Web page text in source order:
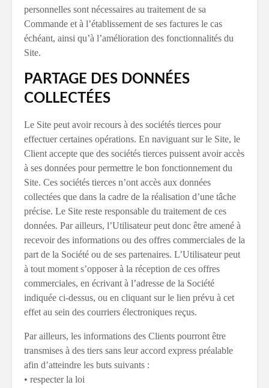
personnelles sont nécessaires au traitement de sa
Commande et à l’établissement de ses factures le cas
échéant, ainsi qu’à l’amélioration des fonctionnalités du
Site.
PARTAGE DES DONNÉES
COLLECTÉES
Le Site peut avoir recours à des sociétés tierces pour
effectuer certaines opérations. En naviguant sur le Site, le
Client accepte que des sociétés tierces puissent avoir accès
à ses données pour permettre le bon fonctionnement du
Site. Ces sociétés tierces n’ont accès aux données
collectées que dans la cadre de la réalisation d’une tâche
précise. Le Site reste responsable du traitement de ces
données. Par ailleurs, l’Utilisateur peut donc être amené à
recevoir des informations ou des offres commerciales de la
part de la Société ou de ses partenaires. L’Utilisateur peut
à tout moment s’opposer à la réception de ces offres
commerciales, en écrivant à l’adresse de la Société
indiquée ci-dessus, ou en cliquant sur le lien prévu à cet
effet au sein des courriers électroniques reçus.
Par ailleurs, les informations des Clients pourront être
transmises à des tiers sans leur accord express préalable
afin d’atteindre les buts suivants :
• respecter la loi